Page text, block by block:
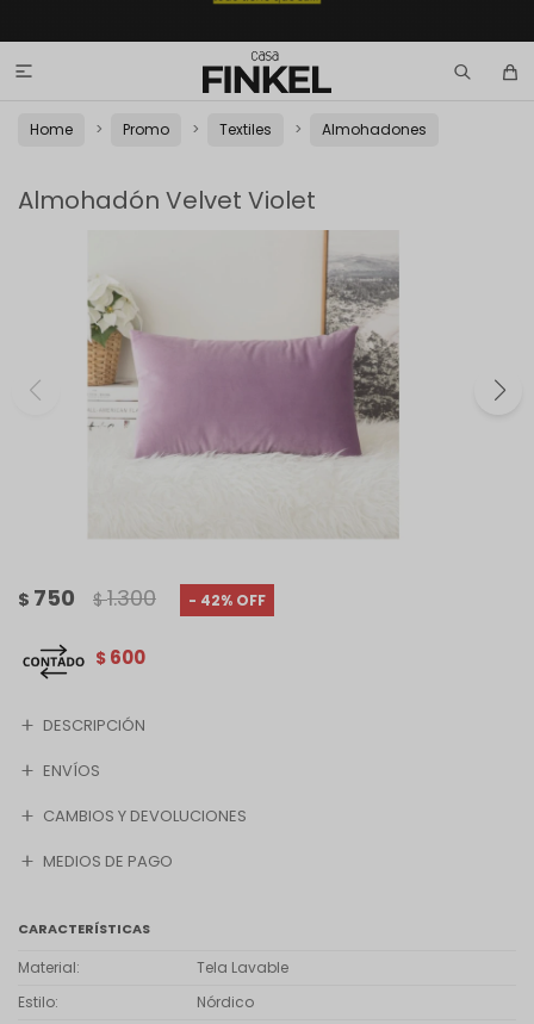

Home Promo Textiles Almohadones
Almohadón Velvet Violet
$ 750 $ 1.300 42
$ 600
DESCRIPCIÓN
ENVÍOS
CAMBIOS Y DEVOLUCIONES
MEDIOS DE PAGO
CARACTERÍSTICAS
Material
Tela Lavable
Estilo
Nórdico